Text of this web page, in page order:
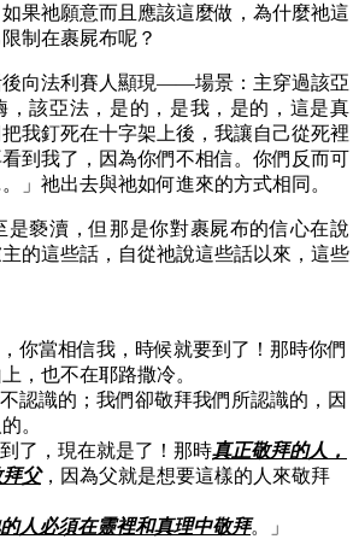
果祂願意而且應該這麼做，為什麼祂這
制在裹屍布呢？
後向法利賽人顯現——場景：主穿過該亞
，該亞法，是的，是我，是的，這是真
我釘死在十字架上後，我讓自己從死裡
到我了，因為你們不相信。你們反而可
」祂出去與祂如何進來的方式相同。
是褻瀆，但那是你對裹屍布的信心在說
的這些話，自從祂說這些話以來，這些
你當相信我，時候就要到了！那時你們
，也不在耶路撒冷。
認識的；我們卻敬拜我們所認識的，因
。
了，現在就是了！那時真正敬拜的人，
父，因為父就是想要這樣的人來敬拜
人必須在靈裡和真理中敬拜。」